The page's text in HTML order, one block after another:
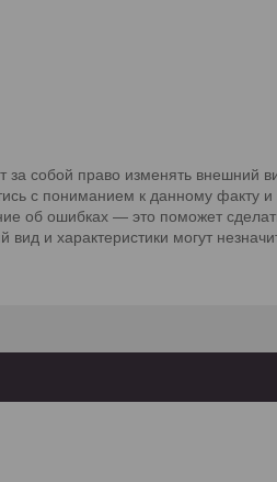
собой право изменять внешний
с пониманием к данному факту и
об ошибках — это поможет
и характеристики могут